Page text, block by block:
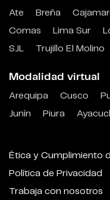
Ate Breña
Comas
Lima Sur
SJL
Trujillo El Molino
Modalidad virtual
Arequipa Cusco
Junín
Piura
Ética y Cumplimiento
Política de Privacidad
Trabaja con nosotros